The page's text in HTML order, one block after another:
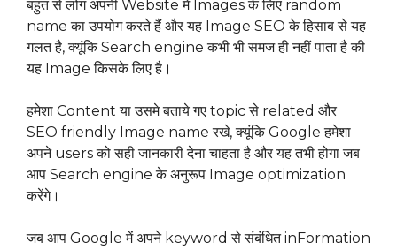
बहुत से लोग अपनी Website में Images के लिए random
name का उपयोग करते हैं और यह Image SEO के हिसाब से यह
गलत है, क्यूंकि Search engine कभी भी समज ही नहीं पाता है की
यह Image किसके लिए है।
हमेशा Content या उसमे बताये गए topic से related और
SEO friendly Image name रखे, क्यूंकि Google हमेशा
अपने users को सही जानकारी देना चाहता है और यह तभी होगा जब
आप Search engine के अनुरूप Image optimization
करेंगे।
जब आप Google में अपने keyword से संबंधित inFormation